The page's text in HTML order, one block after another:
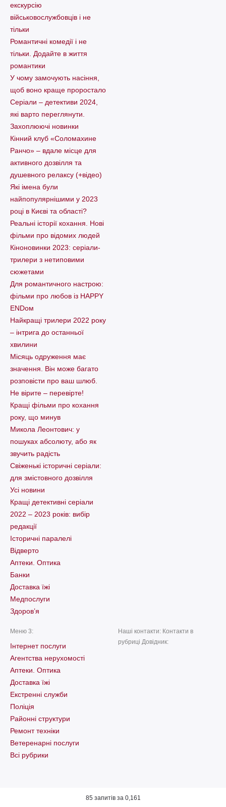
екскурсію
військовослужбовців і не
тільки
Романтичні комедії і не
тільки. Додайте в життя
романтики
У чому замочують насіння,
щоб воно краще проростало
Серіали – детективи 2024,
які варто пеpеглянути.
Захоплюючі новинки
Кінний клуб «Соломахине
Ранчо» – вдале місце для
активного дозвілля та
душевного релаксу (+відео)
Які імена були
найпопулярнішими у 2023
році в Києві та області?
Реальні історії кохання. Нові
фільми про відомих людей
Кіноновинки 2023: серіали-
трилери з нетиповими
сюжетами
Для романтичного настрою:
фільми про любов із HAPPY
ENDом
Найкращі трилери 2022 року
– інтрига до останньої
хвилини
Місяць одруження має
значення. Він може багато
розповісти про ваш шлюб.
Не вірите – перевірте!
Кращі фільми про кохання
року, що минув
Микола Леонтович: у
пошуках абсолюту, або як
звучить радість
Свіженькі історичні серіали:
для змістовного дозвілля
Усі новини
Кращі детективні серіали
2022 – 2023 років: вибір
редакції
Історичні паралелі
Відверто
Аптеки. Оптика
Банки
Доставка їжі
Медпослуги
Здоров’я
Меню 3:
Інтернет послуги
Агентства нерухомості
Аптеки. Оптика
Доставка їжі
Екстренні служби
Поліція
Районні структури
Ремонт техніки
Ветеренарні послуги
Всі рубрики
Наші контакти: Контакти в
рубриці Довідник:
85 запитів за 0,161